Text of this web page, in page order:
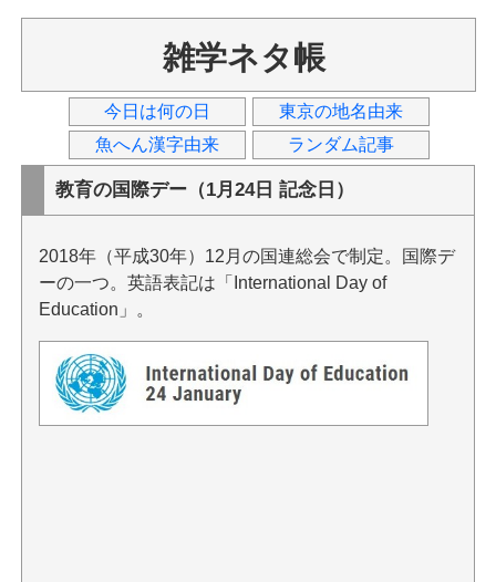
雑学ネタ帳
今日は何の日
東京の地名由来
魚へん漢字由来
ランダム記事
教育の国際デー（1月24日 記念日）
2018年（平成30年）12月の国連総会で制定。国際デ
ーの一つ。英語表記は「International Day of
Education」。